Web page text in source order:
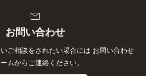
mail
お問い合わせ
ご相談をされたい場合には お問い合わせ
ムからご連絡ください。